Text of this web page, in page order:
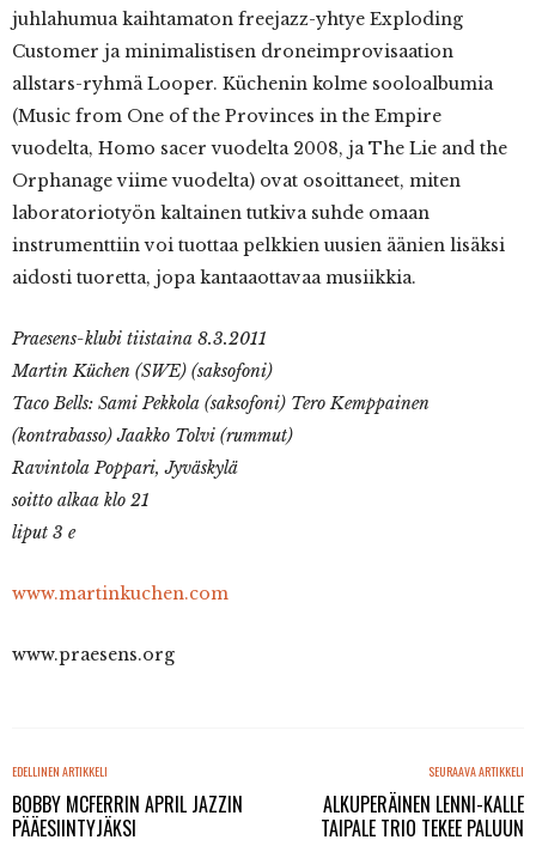
juhlahumua kaihtamaton freejazz-yhtye Exploding
Customer ja minimalistisen droneimprovisaation
allstars-ryhmä Looper. Küchenin kolme sooloalbumia
(Music from One of the Provinces in the Empire
vuodelta, Homo sacer vuodelta 2008, ja The Lie and the
Orphanage viime vuodelta) ovat osoittaneet, miten
laboratoriotyön kaltainen tutkiva suhde omaan
instrumenttiin voi tuottaa pelkkien uusien äänien lisäksi
aidosti tuoretta, jopa kantaaottavaa musiikkia.
Praesens-klubi tiistaina 8.3.2011
Martin Küchen (SWE) (saksofoni)
Taco Bells: Sami Pekkola (saksofoni) Tero Kemppainen
(kontrabasso) Jaakko Tolvi (rummut)
Ravintola Poppari, Jyväskylä
soitto alkaa klo 21
liput 3 e
www.martinkuchen.com
www.praesens.org
EDELLINEN ARTIKKELI
BOBBY MCFERRIN APRIL JAZZIN
PÄÄESIINTYJÄKSI
SEURAAVA ARTIKKELI
ALKUPERÄINEN LENNI-KALLE
TAIPALE TRIO TEKEE PALUUN